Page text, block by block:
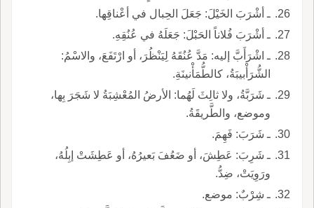
ـ أشْرَبَ الخَيْلَ: جَعَلَ الحِبال في أعْناقِها.
ـ أشْرَبَ فُلاناً الحَبْلَ: جَعَلَهُ في عُنُقِهِ.
ـ اشْرَأَبَّ إليه: مَدَّ عُنُقَهُ لِيَنْظُرَ، أو ارْتَفَعَ، والاسْمُ:
الشُّرَأْبيبَةُ، كالطُّمَأْنينَةِ.
ـ شَرَبَّةُ، ولا ثالِثَ لَهُما: الأرضُ المُعْشِبَةُ لا شَجَرَ بِها،
وموضع، والطَّريقَةُ.
ـ شَرَبَ: فَهِمَ.
ـ شَرِبَ: عَطِشَ، أو ضَعُفَ بَعيرُهُ، أو عَطِشَتْ إبِلُهُ،
ورَوِيَتْ، ضِدُّ.
ـ شِرْبٌ: موضع.